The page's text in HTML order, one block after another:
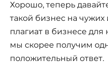
Хорошо, теперь
такой бизнес на
плагиат в бизнесе для
мы скорее получим
положительный ответ.